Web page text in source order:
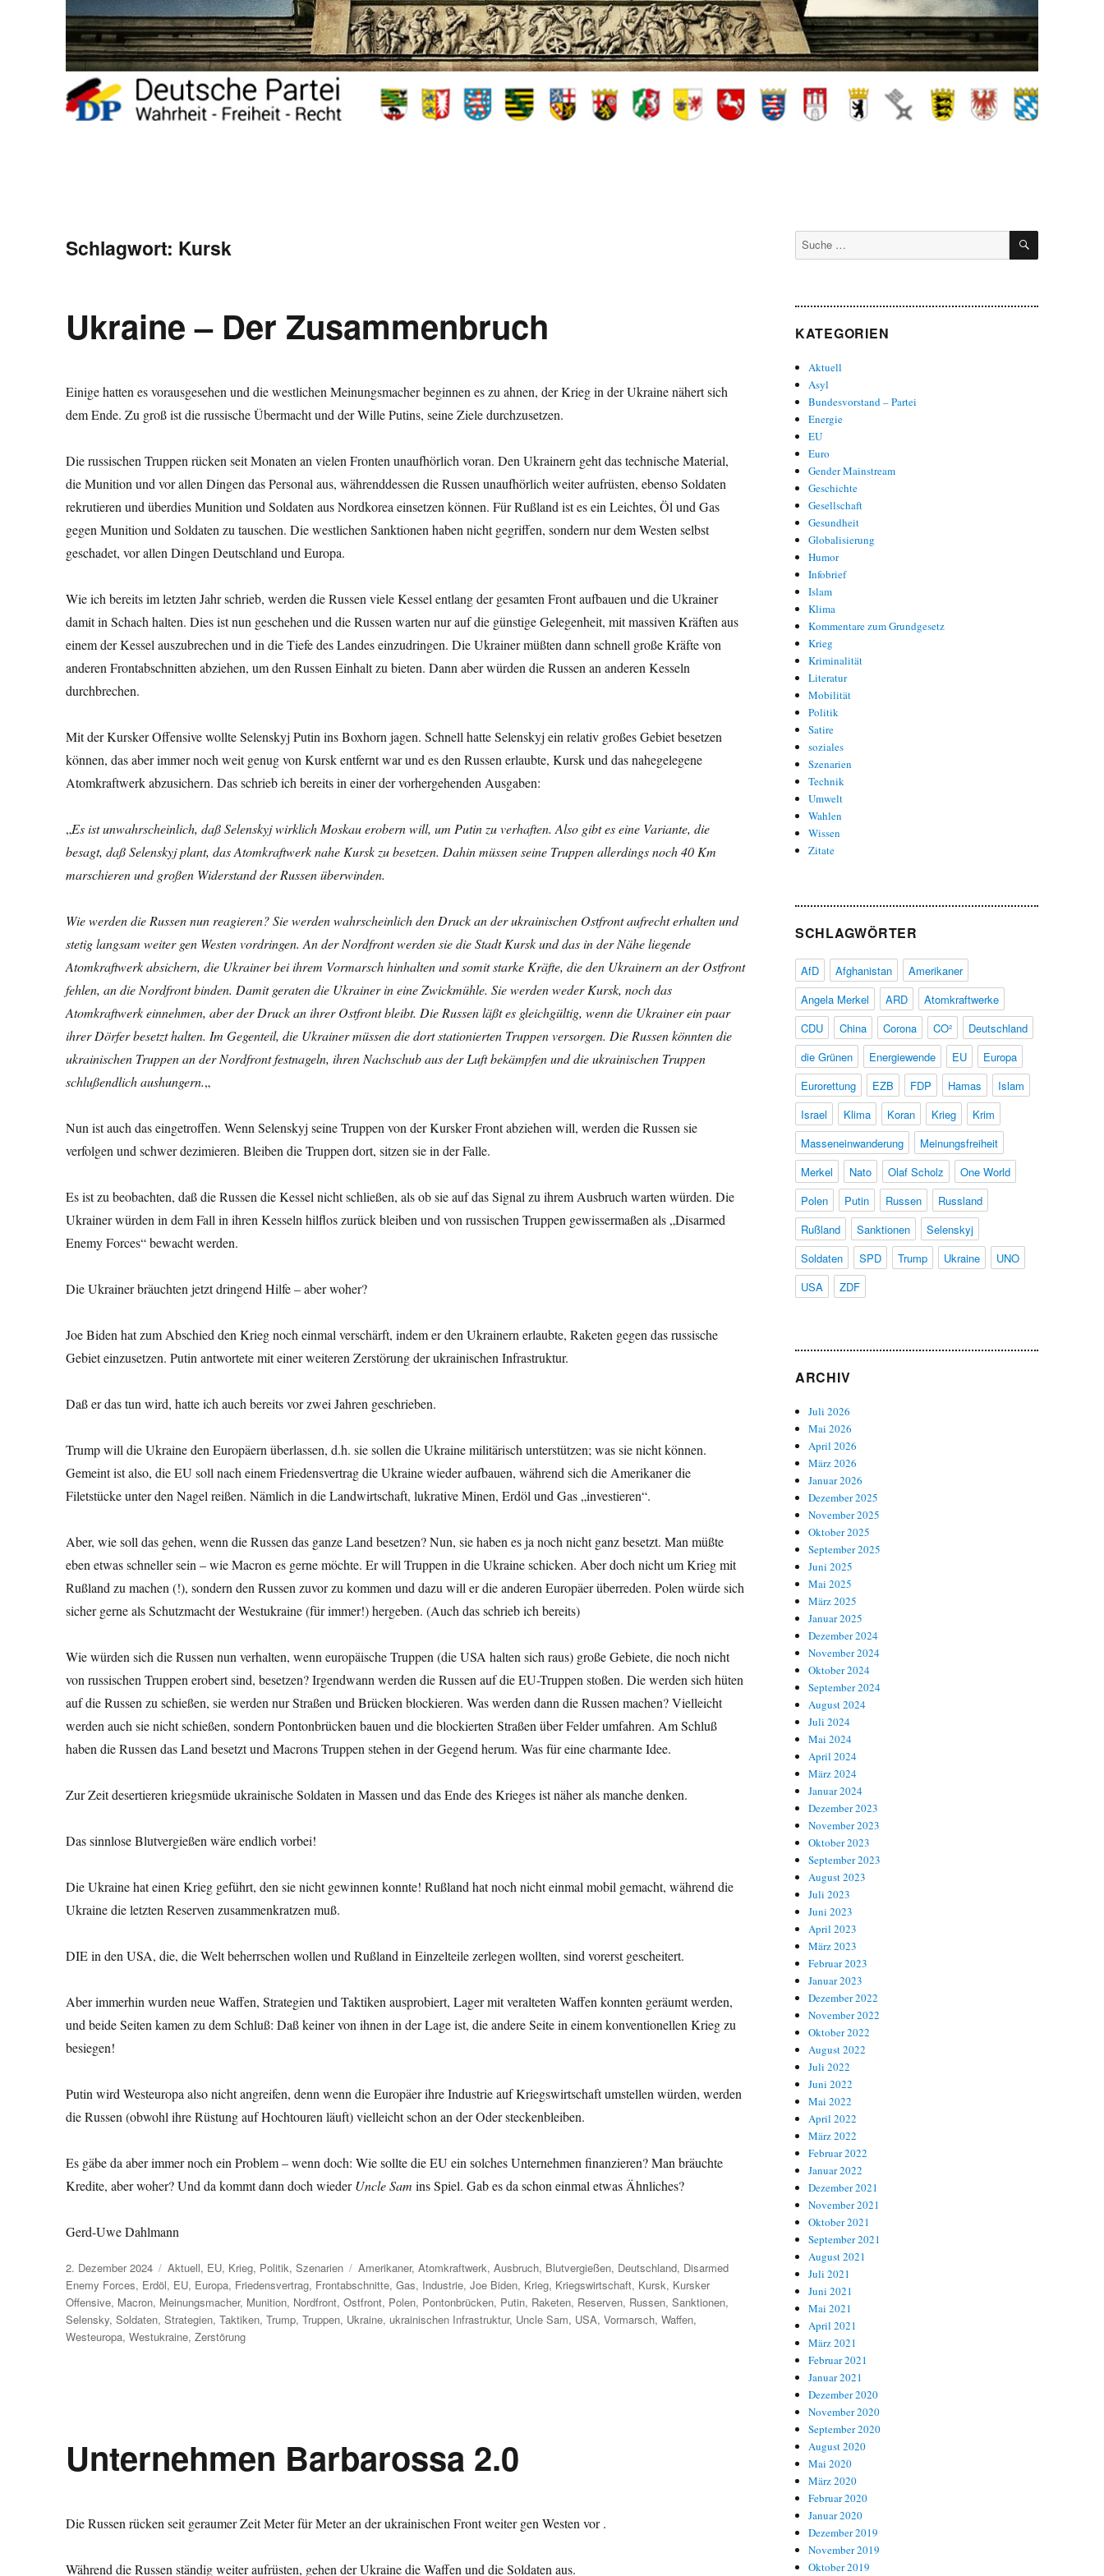
Schlagwort: Kursk
Ukraine – Der Zusammenbruch
Einige hatten es vorausgesehen und die westlichen Meinungsmacher beginnen es zu ahnen, der Krieg in der Ukraine nähert sich
dem Ende. Zu groß ist die russische Übermacht und der Wille Putins, seine Ziele durchzusetzen.
Die russischen Truppen rücken seit Monaten an vielen Fronten unaufhörlich voran. Den Ukrainern geht das technische Material,
die Munition und vor allen Dingen das Personal aus, währenddessen die Russen unaufhörlich weiter aufrüsten, ebenso Soldaten
rekrutieren und überdies Munition und Soldaten aus Nordkorea einsetzen können. Für Rußland ist es ein Leichtes, Öl und Gas
gegen Munition und Soldaten zu tauschen. Die westlichen Sanktionen haben nicht gegriffen, sondern nur dem Westen selbst
geschadet, vor allen Dingen Deutschland und Europa.
Wie ich bereits im letzten Jahr schrieb, werden die Russen viele Kessel entlang der gesamten Front aufbauen und die Ukrainer
damit in Schach halten. Dies ist nun geschehen und die Russen warten nur auf die günstige Gelegenheit, mit massiven Kräften aus
einem der Kessel auszubrechen und in die Tiefe des Landes einzudringen. Die Ukrainer müßten dann schnell große Kräfte von
anderen Frontabschnitten abziehen, um den Russen Einhalt zu bieten. Dann aber würden die Russen an anderen Kesseln
durchbrechen.
Mit der Kursker Offensive wollte Selenskyj Putin ins Boxhorn jagen. Schnell hatte Selenskyj ein relativ großes Gebiet besetzen
können, das aber immer noch weit genug von Kursk entfernt war und es den Russen erlaubte, Kursk und das nahegelegene
Atomkraftwerk abzusichern. Das schrieb ich bereits in einer der vorhergehenden Ausgaben:
„Es ist unwahrscheinlich, daß Selenskyj wirklich Moskau erobern will, um Putin zu verhaften. Also gibt es eine Variante, die
besagt, daß Selenskyj plant, das Atomkraftwerk nahe Kursk zu besetzen. Dahin müssen seine Truppen allerdings noch 40 Km
marschieren und großen Widerstand der Russen überwinden.
Wie werden die Russen nun reagieren? Sie werden wahrscheinlich den Druck an der ukrainischen Ostfront aufrecht erhalten und
stetig langsam weiter gen Westen vordringen. An der Nordfront werden sie die Stadt Kursk und das in der Nähe liegende
Atomkraftwerk absichern, die Ukrainer bei ihrem Vormarsch hinhalten und somit starke Kräfte, die den Ukrainern an der Ostfront
fehlen, an die Nordfront binden. Damit geraten die Ukrainer in eine Zwickmühle. Sie werden weder Kursk, noch das
Atomkraftwerk einnehmen, aber der Druck an ihrer Ostfront bleibt. Die Russen läßt es gleichgültig, wenn die Ukrainer ein paar
ihrer Dörfer besetzt halten. Im Gegenteil, die Ukrainer müssen die dort stationierten Truppen versorgen. Die Russen könnten die
ukrainischen Truppen an der Nordfront festnageln, ihren Nachschub aus der Luft bekämpfen und die ukrainischen Truppen
schlußendlich aushungern.„
Nun ist auch das eingetroffen. Wenn Selenskyj seine Truppen von der Kursker Front abziehen will, werden die Russen sie
verfolgen und schwer dezimieren. Bleiben die Truppen dort, sitzen sie in der Falle.
Es ist zu beobachten, daß die Russen die Kessel nicht schließen, als ob sie auf das Signal zu ihrem Ausbruch warten würden. Die
Ukrainer würden in dem Fall in ihren Kesseln hilflos zurück bleiben und von russischen Truppen gewissermaßen als „Disarmed
Enemy Forces“ bewacht werden.
Die Ukrainer bräuchten jetzt dringend Hilfe – aber woher?
Joe Biden hat zum Abschied den Krieg noch einmal verschärft, indem er den Ukrainern erlaubte, Raketen gegen das russische
Gebiet einzusetzen. Putin antwortete mit einer weiteren Zerstörung der ukrainischen Infrastruktur.
Daß er das tun wird, hatte ich auch bereits vor zwei Jahren geschrieben.
Trump will die Ukraine den Europäern überlassen, d.h. sie sollen die Ukraine militärisch unterstützen; was sie nicht können.
Gemeint ist also, die EU soll nach einem Friedensvertrag die Ukraine wieder aufbauen, während sich die Amerikaner die
Filetstücke unter den Nagel reißen. Nämlich in die Landwirtschaft, lukrative Minen, Erdöl und Gas „investieren“.
Aber, wie soll das gehen, wenn die Russen das ganze Land besetzen? Nun, sie haben es ja noch nicht ganz besetzt. Man müßte
eben etwas schneller sein – wie Macron es gerne möchte. Er will Truppen in die Ukraine schicken. Aber doch nicht um Krieg mit
Rußland zu machen (!), sondern den Russen zuvor zu kommen und dazu will er die anderen Europäer überreden. Polen würde sich
sicher gerne als Schutzmacht der Westukraine (für immer!) hergeben. (Auch das schrieb ich bereits)
Wie würden sich die Russen nun verhalten, wenn europäische Truppen (die USA halten sich raus) große Gebiete, die noch nicht
von russischen Truppen erobert sind, besetzen? Irgendwann werden die Russen auf die EU-Truppen stoßen. Die werden sich hüten
auf die Russen zu schießen, sie werden nur Straßen und Brücken blockieren. Was werden dann die Russen machen? Vielleicht
werden auch sie nicht schießen, sondern Pontonbrücken bauen und die blockierten Straßen über Felder umfahren. Am Schluß
haben die Russen das Land besetzt und Macrons Truppen stehen in der Gegend herum. Was für eine charmante Idee.
Zur Zeit desertieren kriegsmüde ukrainische Soldaten in Massen und das Ende des Krieges ist näher als manche denken.
Das sinnlose Blutvergießen wäre endlich vorbei!
Die Ukraine hat einen Krieg geführt, den sie nicht gewinnen konnte! Rußland hat noch nicht einmal mobil gemacht, während die
Ukraine die letzten Reserven zusammenkratzen muß.
DIE in den USA, die, die Welt beherrschen wollen und Rußland in Einzelteile zerlegen wollten, sind vorerst gescheitert.
Aber immerhin wurden neue Waffen, Strategien und Taktiken ausprobiert, Lager mit veralteten Waffen konnten geräumt werden,
und beide Seiten kamen zu dem Schluß: Daß keiner von ihnen in der Lage ist, die andere Seite in einem konventionellen Krieg zu
besiegen!
Putin wird Westeuropa also nicht angreifen, denn wenn die Europäer ihre Industrie auf Kriegswirtschaft umstellen würden, werden
die Russen (obwohl ihre Rüstung auf Hochtouren läuft) vielleicht schon an der Oder steckenbleiben.
Es gäbe da aber immer noch ein Problem – wenn doch: Wie sollte die EU ein solches Unternehmen finanzieren? Man bräuchte
Kredite, aber woher? Und da kommt dann doch wiederUncle Sam ins Spiel. Gab es da schon einmal etwas Ähnliches?
Gerd-Uwe Dahlmann
Veröffentlicht
am
2. Dezember 2024 Kategorien
Aktuell, EU, Krieg, Politik,Szenarien Schlagwörter
Amerikaner,Atomkraftwerk,Ausbruch, Blutvergießen, Deutschland, Disarmed
Enemy Forces, Erdöl, EU, Europa, Friedensvertrag, Frontabschnitte,Gas, Industrie,Joe Biden, Krieg, Kriegswirtschaft, Kursk, Kursker
Offensive, Macron, Meinungsmacher, Munition, Nordfront,Ostfront, Polen, Pontonbrücken, Putin, Raketen, Reserven, Russen,Sanktionen,
Selensky,Soldaten,Strategien,Taktiken,Trump,Truppen, Ukraine, ukrainischen Infrastruktur, Uncle Sam, USA,Vormarsch,Waffen,
Westeuropa,Westukraine,Zerstörung
Unternehmen Barbarossa 2.0
Die Russen rücken seit geraumer Zeit Meter für Meter an der ukrainischen Front weiter gen Westen vor .
Während die Russen ständig weiter aufrüsten, gehen der Ukraine die Waffen und die Soldaten aus.
Suche
nach:
SUCHEN
KATEGORIEN
Aktuell
Asyl
Bundesvorstand – Partei
Energie
EU
Euro
Gender Mainstream
Geschichte
Gesellschaft
Gesundheit
Globalisierung
Humor
Infobrief
Islam
Klima
Kommentare zum Grundgesetz
Krieg
Kriminalität
Literatur
Mobilität
Politik
Satire
soziales
Szenarien
Technik
Umwelt
Wahlen
Wissen
Zitate
SCHLAGWÖRTER
AfD Afghanistan
Amerikaner
Angela Merkel
ARD
Atomkraftwerke
CDU
China Corona CO²
Deutschland
die Grünen
Energiewende EU
Europa
Eurorettung
EZB FDP Hamas
Islam
Israel
Klima Koran Krieg
Krim
Masseneinwanderung
Meinungsfreiheit
Merkel
Nato Olaf Scholz
One World
Polen
Putin Russen
Russland
Rußland
Sanktionen
Selenskyj
Soldaten
SPD Trump Ukraine
UNO
USA
ZDF
ARCHIV
Juli 2026
Mai 2026
April 2026
März 2026
Januar 2026
Dezember 2025
November 2025
Oktober 2025
September 2025
Juni 2025
Mai 2025
März 2025
Januar 2025
Dezember 2024
November 2024
Oktober 2024
September 2024
August 2024
Juli 2024
Mai 2024
April 2024
März 2024
Januar 2024
Dezember 2023
November 2023
Oktober 2023
September 2023
August 2023
Juli 2023
Juni 2023
April 2023
März 2023
Februar 2023
Januar 2023
Dezember 2022
November 2022
Oktober 2022
August 2022
Juli 2022
Juni 2022
Mai 2022
April 2022
März 2022
Februar 2022
Januar 2022
Dezember 2021
November 2021
Oktober 2021
September 2021
August 2021
Juli 2021
Juni 2021
Mai 2021
April 2021
März 2021
Februar 2021
Januar 2021
Dezember 2020
November 2020
September 2020
August 2020
Mai 2020
März 2020
Februar 2020
Januar 2020
Dezember 2019
November 2019
Oktober 2019